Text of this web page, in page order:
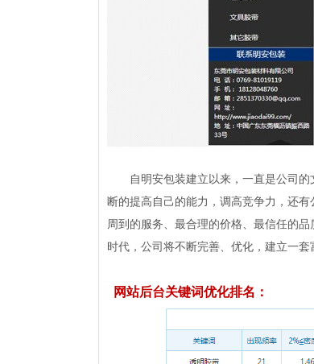
自明安包装建立以来，一直是公司的
断的提高自己的能力，调高竞争力，还
周到的服务、最合理的价格、最信任的
时代，公司将不断完善、优化，建立一
网站后台关键词优化排名：